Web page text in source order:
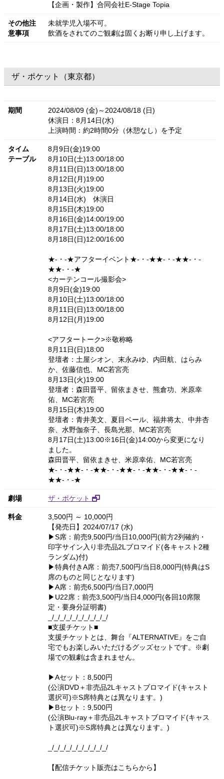
【企画・製作】合同会社E-Stage Topia
その他注
意事項
未就学児入場不可。
飲酒をされてのご観劇は固くお断り申し上げます。
ザ・ポケット（東京都）
期間
2024/08/09 (金)～2024/08/18 (日)
休演日：8月14日(水)
上演時間：約2時間0分（休憩なし）を予定
タイム
テーブル
8月9日(金)19:00
8月10日(土)13:00/18:00
8月11日(日)13:00/18:00
8月12日(月)19:00
8月13日(火)19:00
8月14日(水) 休演日
8月15日(木)19:00
8月16日(金)14:00/19:00
8月17日(土)13:00/18:00
8月18日(日)12:00/16:00
★-・-★アフターイベント★-・-★★-・-★★-・-
★★-・-★
<カーテンコール撮影会>
8月9日(金)19:00
8月10日(土)13:00/18:00
8月11日(日)13:00/18:00
8月12日(月)19:00
<アフタートーク>※敬称略
8月11日(日)18:00
登壇者：土屋シオン、末永みゆ、内田航、はらみ
か、佐藤信也、MC若宮亮
8月13日(火)19:00
登壇者：森田晋平、留依まきせ、熊倉功、米原幸
佑、MC若宮亮
8月15日(木)19:00
登壇者：青井美文、夏目ベール、福井将太、中井杏
奈、水野伽奈子、長島光那、MC若宮亮
8月17日(土)13:00※16日(金)14:00から変更になり
ました。
森田晋平、留依まきせ、米原幸佑、MC若宮亮
★-・-★★-・-★★-・-★★-・-★★-・-★★-・-
★★-・-★
劇場 ザ・ポケット
料金
3,500円 ～ 10,000円
【発売日】2024/07/17 (水)
▶S席：前売9,500円/当日10,000円(前方2列確約・
印字サイン入り非売品2Lブロマイド(各キャスト2種
ランダム)付)
▶特典付きA席：前売7,500円/当日8,000円(特典はS
席のものと同じとなります)
▶A席：前売6,500円/当日7,000円
▶U22席：前売3,500円/当日4,000円(各回10席限
定・要身分証明書)
_/_/_/_/_/_/_/_/_/_/
■支援チケット■
支援チケットとは、舞台『ALTERNATIVE』をご自
宅でもお楽しみいただけるグッズセットです。※劇
場での観劇は含まれません。
▶Aセット：8,500円
(公演DVD＋非売品2Lキャストブロマイド(キャスト
選択可)※S席特典とは異なります。)
▶Bセット：9,500円
(公演Blu-ray＋非売品2Lキャストブロマイド(キャス
ト選択可)※S席特典とは異なります。)
_/_/_/_/_/_/_/_/_/_/
【配信チケット販売はこちらから】